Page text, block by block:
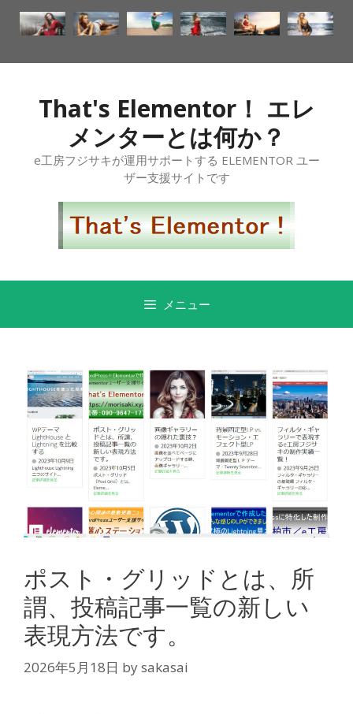
That's Elementor！ エレ
メンターとは何か？
e工房フジサキが運用サポートする ELEMENTOR ユー
ザー支援サイトです
メニュー
ポスト・グリッドとは、所
謂、投稿記事一覧の新しい
表現方法です。
2026年5月18日 bysakasai